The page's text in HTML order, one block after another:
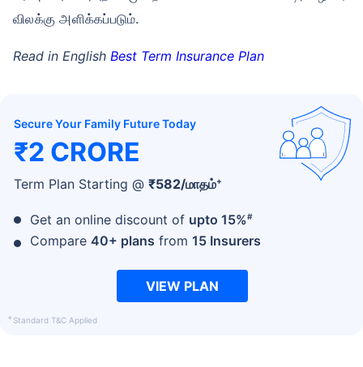
விலக்கு அளிக்கப்படும்.
Read in English Best Term Insurance Plan
Secure Your Family Future Today
₹2 CRORE
Term Plan Starting @ ₹582/மாதம்+
Get an online discount of upto 15%#
Compare 40+ plans from 15 Insurers
VIEW PLAN
+Standard T&C Applied